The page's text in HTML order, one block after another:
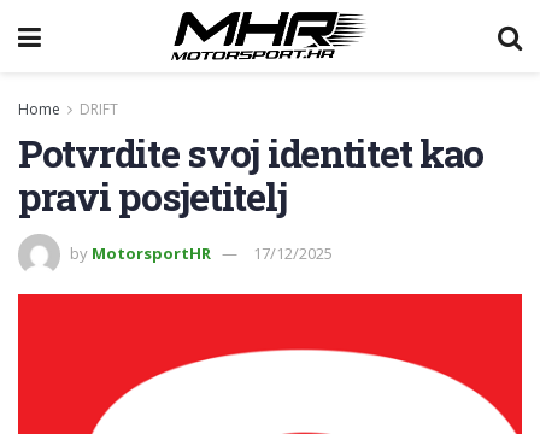
Home DRIFT
Potvrdite svoj identitet kao
pravi posjetitelj
by MotorsportHR 17/12/2025